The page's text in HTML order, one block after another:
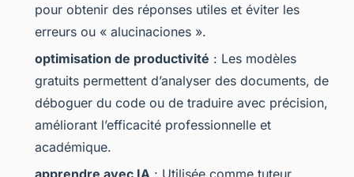
pour obtenir des réponses utiles et éviter les
erreurs ou « alucinaciones ».
optimisation de productivité : Les modèles
gratuits permettent d’analyser des documents, de
déboguer du code ou de traduire avec précision,
améliorant l’efficacité professionnelle et
académique.